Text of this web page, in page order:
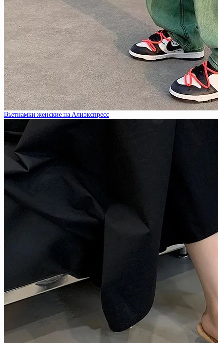
Вьетнамки женские на Алиэкспресс